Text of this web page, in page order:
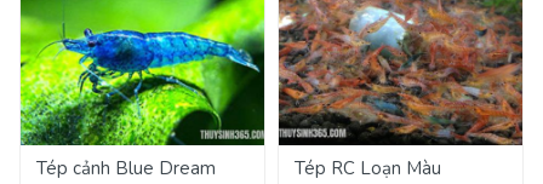
Tép cảnh Blue Dream Tép RC Loạn Màu